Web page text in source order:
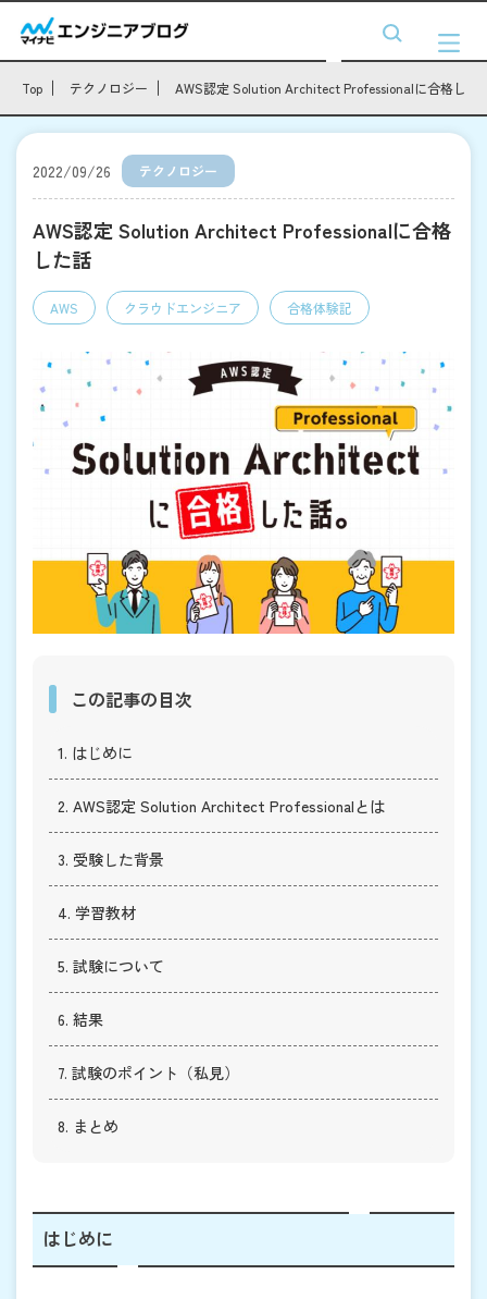
Top テクノロジー AWS認定 Solution Architect Professionalに合格した
2022/09/26 テクノロジー
AWS認定 Solution Architect Professionalに合格
した話
AWS クラウドエンジニア 合格体験記
この記事の目次
1. はじめに
2. AWS認定 Solution Architect Professionalとは
3. 受験した背景
4. 学習教材
5. 試験について
6. 結果
7. 試験のポイント（私見）
8. まとめ
はじめに